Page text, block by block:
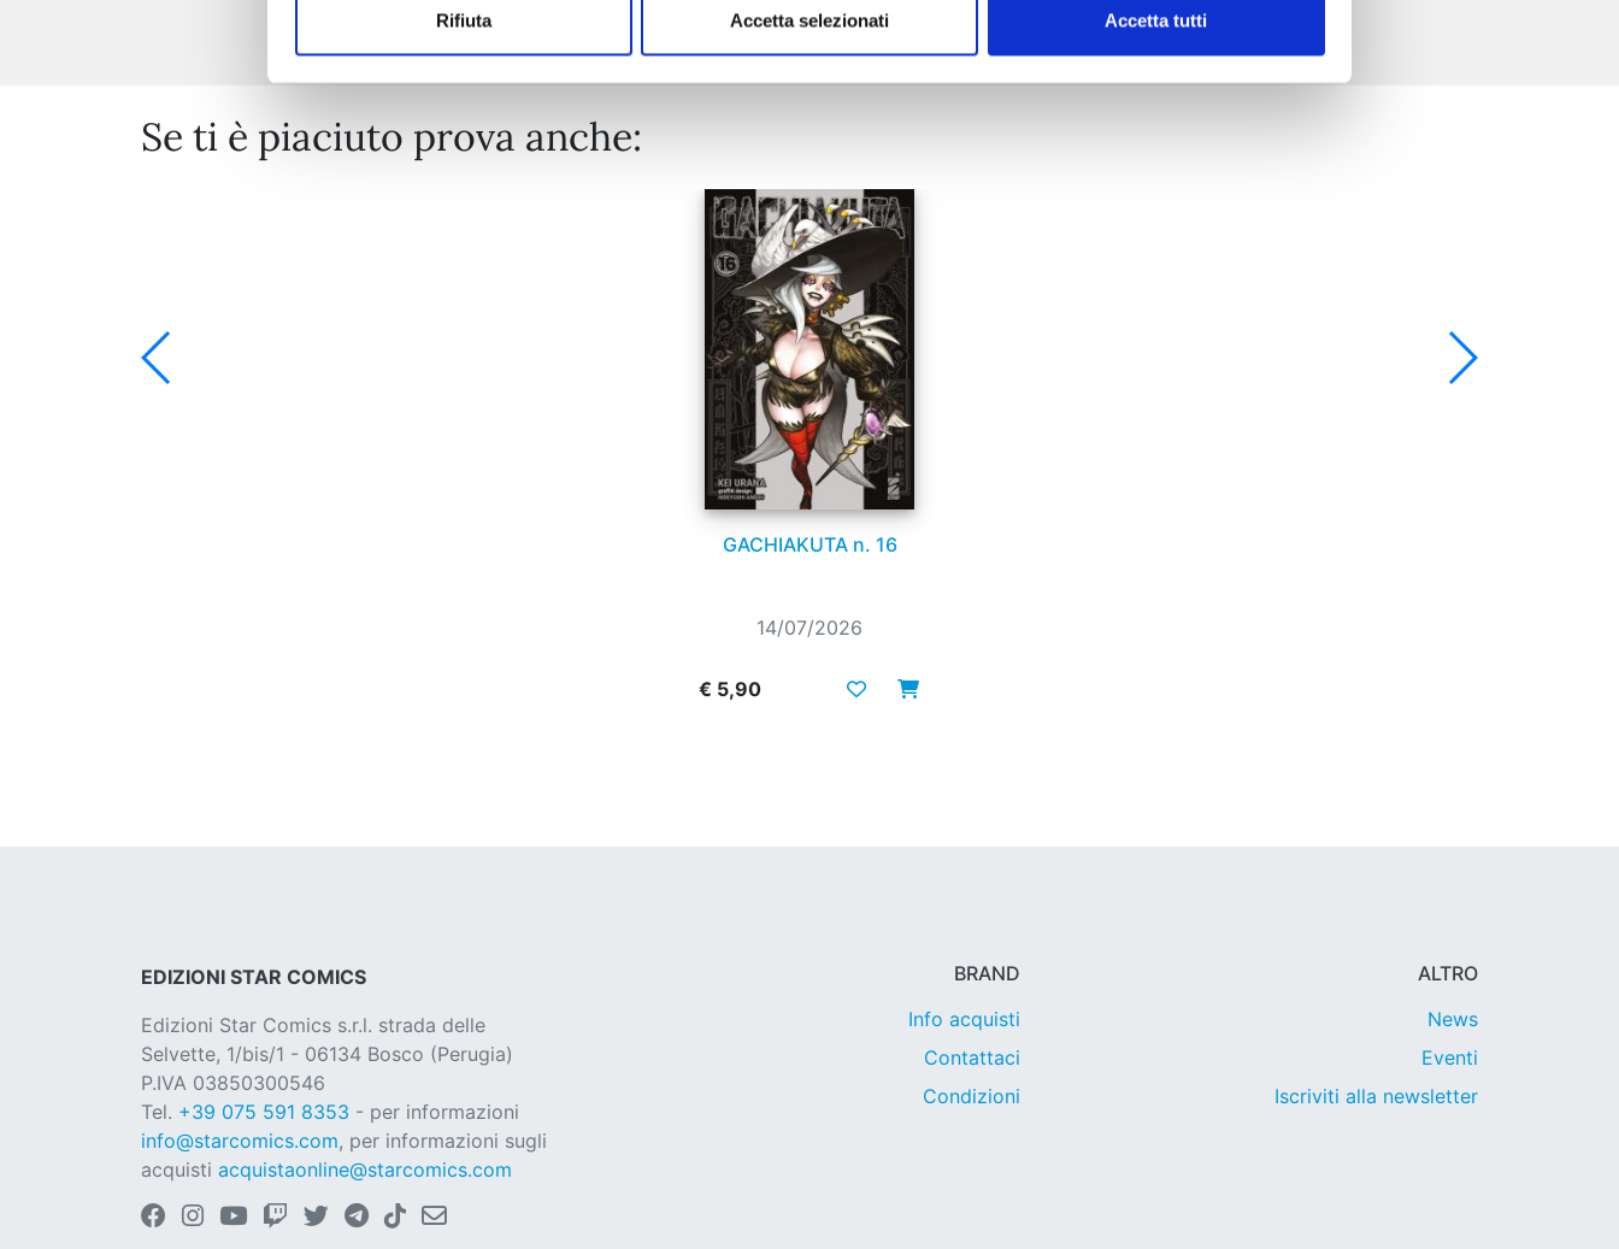
Rifiuta Accetta selezionati Accetta tutti
Se ti è piaciuto prova anche:
GACHIAKUTA n. 16
14/07/2026
€ 5,90
EDIZIONI STAR COMICS
Edizioni Star Comics s.r.l. strada delle
Selvette, 1/bis/1 - 06134 Bosco (Perugia)
P.IVA 03850300546
Tel. +39 075 591 8353 - per informazioni
info@starcomics.com, per informazioni sugli
acquisti acquistaonline@starcomics.com
BRAND
Info acquisti
Contattaci
Condizioni
ALTRO
News
Eventi
Iscriviti alla newsletter